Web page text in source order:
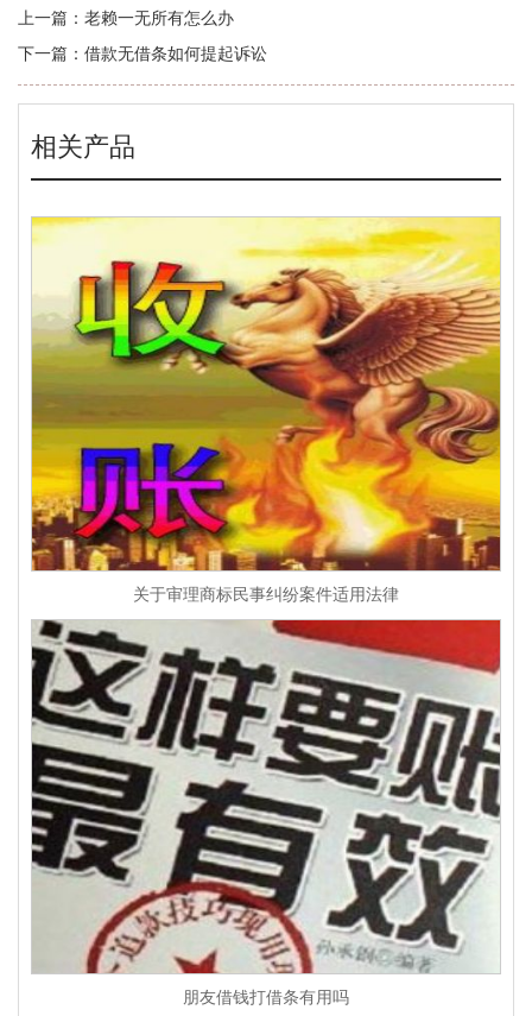
上一篇： 老赖一无所有怎么办
下一篇： 借款无借条如何提起诉讼
相关产品
关于审理商标民事纠纷案件适用法律
朋友借钱打借条有用吗